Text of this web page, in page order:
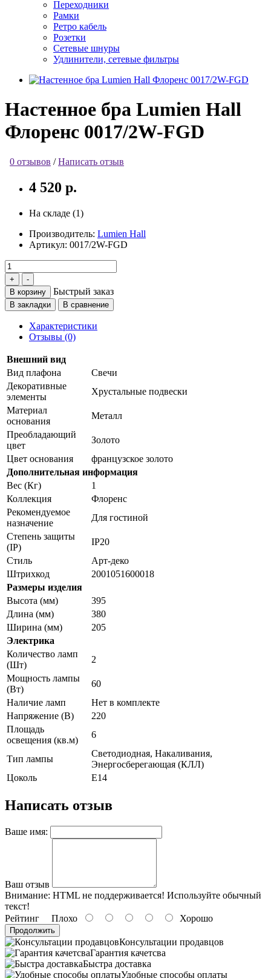
Переходники
Рамки
Ретро кабель
Розетки
Сетевые шнуры
Удлинители, сетевые фильтры
Настенное бра Lumien Hall
Флоренс 0017/2W-FGD
0 отзывов /Написать отзыв
4 520 р.
На складе (1)
Производитель: Lumien Hall
Артикул: 0017/2W-FGD
В корзину Быстрый заказ
В закладки В сравнение
Характеристики
Отзывы (0)
Внешний вид
Вид плафона
Свечи
Декоративные
элементы
Хрустальные подвески
Материал
основания
Металл
Преобладающий
цвет
Золото
Цвет основания
французское золото
Дополнительная информация
Вес (Кг)
1
Коллекция
Флоренс
Рекомендуемое
назначение
Для гостиной
Степень защиты
(IP)
IP20
Стиль
Арт-деко
Штрихкод
2001051600018
Размеры изделия
Высота (мм)
395
Длина (мм)
380
Ширина (мм)
205
Электрика
Количество ламп
(Шт)
2
Мощность лампы
(Вт)
60
Наличие ламп
Нет в комплекте
Напряжение (В)
220
Площадь
освещения (кв.м)
6
Тип лампы
Светодиодная, Накаливания,
Энергосберегающая (КЛЛ)
Цоколь
E14
Написать отзыв
Ваше имя:
Ваш отзыв
Внимание: HTML не поддерживается! Используйте обычный
текст!
Рейтинг Плохо Хорошо
Продолжить
Консультации продавцов
Гарантия качетсва
Быстра доставка
Удобные способы оплаты